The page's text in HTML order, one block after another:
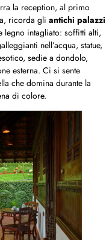
la reception, al primo
ricorda gli antichi palazzi
legno intagliato: soffitti alti,
nell’acqua, statue,
sedie a dondolo,
esterna. Ci si sente
che domina durante la
di colore.